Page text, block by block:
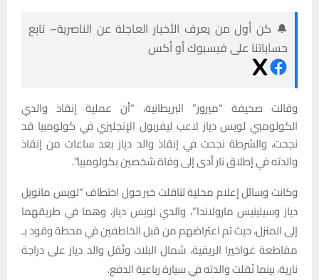
🔔 كن أول من يعرف الأخبار العاجلة عن الناصرية– تابع
حساباتنا على فيسبوك أو أكس
وقالت صحيفة “ميرور” البريطانية، “أن عملية إنقاذ والدي
الكولومبي لويس دياز لاعب ليفربول الإنجليزي في كولومبيا قد
نجحت، والشرطة نجحت في إنقاذ والد دياز بعد ساعات من إنقاذ
والدته في إطلاق نار أدى إلى وفاة شخصين بكولومبيا”.
وكانت وسائل إعلام محلية تناقلت خبر حول اختطاف “لويس مانويل
دياز وسيلينيس مارولاندا”، والدي لويس دياز، وهما في طريقهما
إلى المنزل، حيث تم اعتراضهم من قبل الخاطفين في محطة وقود بـ
مقاطعة غواخيرا الريفية، شمال البلاد، ونُقل والد دياز على دراجة
نارية، بينما نُقلت والدته في سيارة رباعية الدفع.